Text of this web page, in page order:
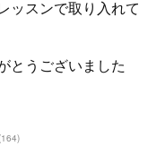
ッスンで取り入れて
とうございました
164)